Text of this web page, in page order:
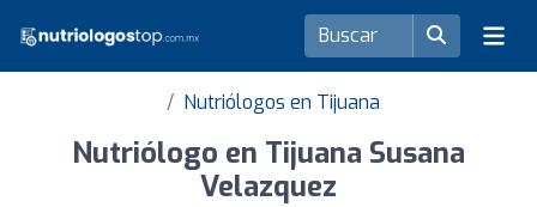
Nutriólogos en Tijuana
Nutriólogo en Tijuana Susana
Velazquez